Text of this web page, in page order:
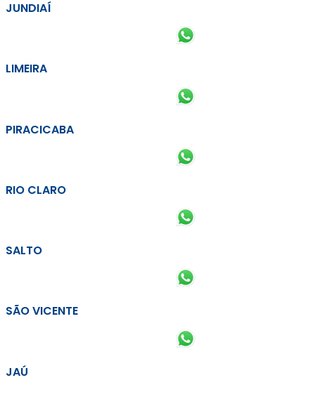
JUNDIAÍ
LIMEIRA
PIRACICABA
RIO CLARO
SALTO
SÃO VICENTE
JAÚ